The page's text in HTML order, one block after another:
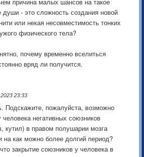
души - это сложность создания новой
или некая несовместимость тонких
физического тела?
почему временно вселиться
вряд ли получится.
23:33
Подскажите, пожалуйста, возможно
человека негативных союзников
кутил) в правом полушарии мозга
на как можно более долгий период?
закрытие союзников у человека в